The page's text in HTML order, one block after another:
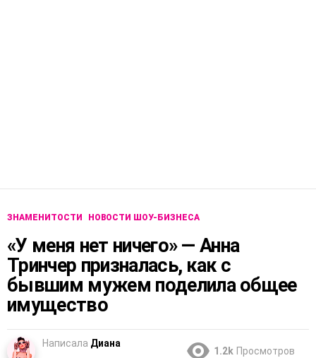
ЗНАМЕНИТОСТИ НОВОСТИ ШОУ-БИЗНЕСА
«У меня нет ничего» — Анна
Тринчер призналась, как с
бывшим мужем поделила общее
имущество
Написала Диана
1.2k Просмотров